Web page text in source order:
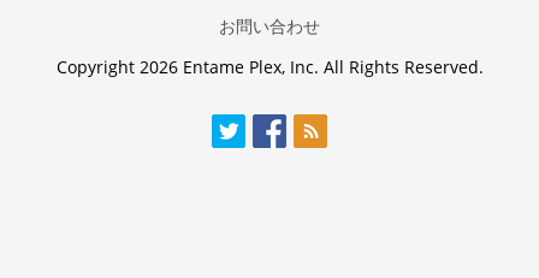
お問い合わせ
Copyright 2026 Entame Plex, Inc. All Rights Reserved.